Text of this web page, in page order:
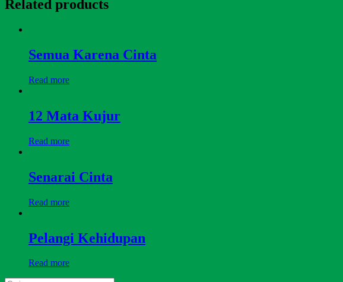
Related products
Semua Karena Cinta
Read more
12 Mata Kujur
Read more
Senarai Cinta
Read more
Pelangi Kehidupan
Read more